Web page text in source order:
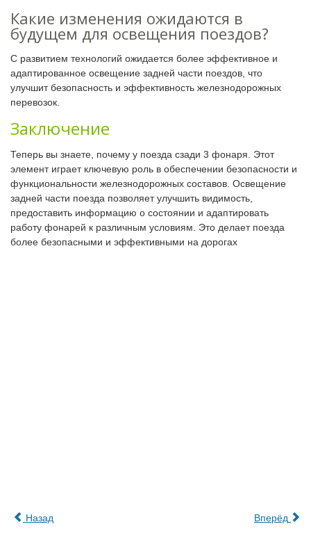
Какие изменения ожидаются в
будущем для освещения поездов?
С развитием технологий ожидается более эффективное и
адаптированное освещение задней части поездов, что
улучшит безопасность и эффективность железнодорожных
перевозок.
Заключение
Теперь вы знаете, почему у поезда сзади 3 фонаря. Этот
элемент играет ключевую роль в обеспечении безопасности и
функциональности железнодорожных составов. Освещение
задней части поезда позволяет улучшить видимость,
предоставить информацию о состоянии и адаптировать
работу фонарей к различным условиям. Это делает поезда
более безопасными и эффективными на дорогах
Назад Вперёд